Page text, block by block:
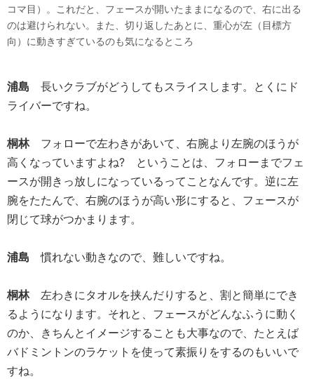
コマ目）。これだと、フェースが開いたままになるので、右に出る
のは避けられない。また、切り返したあとに、重心が左（目標方
向）に動きすぎているのも気になるところ
浦島 長いクラブがどうしてもスライスします。とくにド
ライバーですね。
桐林フォローで左わきがあいて、右腕より左腕のほうが
高くなっていますよね? ということは、フォローまでフェ
ースが開きっ放しになっているってことなんです。逆に左
腕をたたんで、右腕のほうが高い形にすると、フェースが
閉じて球がつかまります。
浦島 慣れない動きなので、難しいですね。
桐林左わきにタオルを挟んだりすると、割と簡単にでき
るようになります。それと、フェースがどんなふうに動く
のか、きちんとイメージすることも大事なので、たとえば
バドミントンのラケットを使って素振りをするのもいいで
すね。